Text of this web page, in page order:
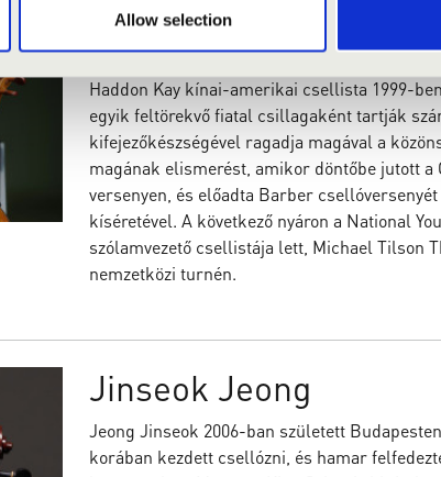
Allow selection
Haddon Kay
Haddon Kay kínai-amerikai csellista 1999-
egyik feltörekvő fiatal csillagaként tartják
kifejezőkészségével ragadja magával a
magának elismerést, amikor döntőbe jutott a
versenyen, és előadta Barber
kíséretével. A következő nyáron a National
szólamvezető csellistája lett, Michael Tilson
nemzetközi turnén.
Jinseok Jeong
Jeong Jinseok 2006-ban született
korában kezdett csellózni, és hamar